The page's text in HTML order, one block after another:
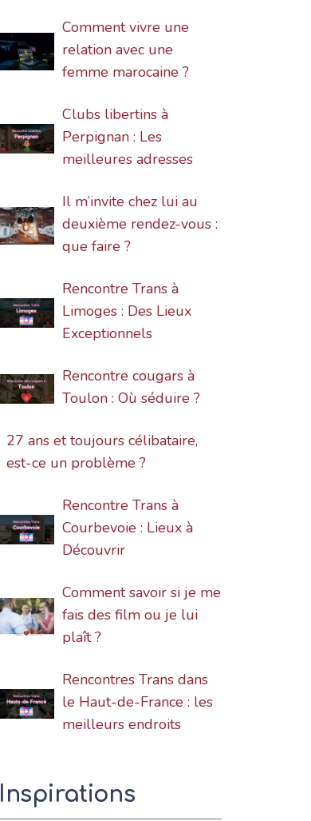
Comment vivre une
relation avec une
femme marocaine ?
Clubs libertins à
Perpignan : Les
meilleures adresses
Il m’invite chez lui au
deuxième rendez-vous :
que faire ?
Rencontre Trans à
Limoges : Des Lieux
Exceptionnels
Rencontre cougars à
Toulon : Où séduire ?
27 ans et toujours célibataire,
est-ce un problème ?
Rencontre Trans à
Courbevoie : Lieux à
Découvrir
Comment savoir si je me
fais des film ou je lui
plaît ?
Rencontres Trans dans
le Haut-de-France : les
meilleurs endroits
Inspirations